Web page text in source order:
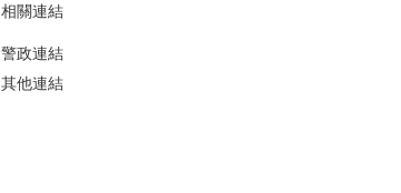
相關連結
警政連結
其他連結